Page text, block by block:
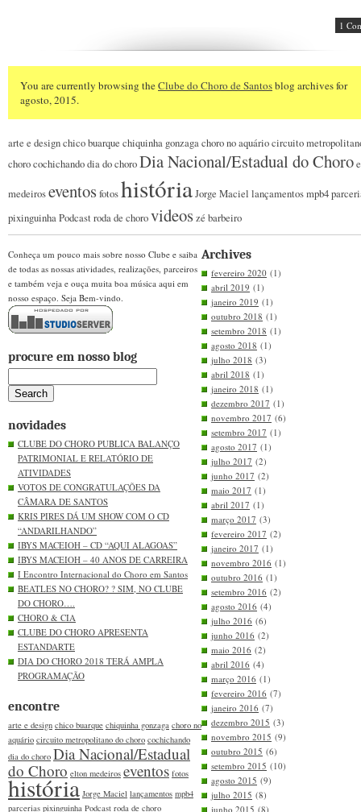
1
You are currently browsing theClube do Choro de Santosblog archives for
agosto, 2015.
arte e designchico buarque chiquinha gonzagachoro no aquáriocircuito
chorocochichandodia do choroDia Nacional/Estadual do Choro
medeiroseventos fotoshistóriaJorge Maciel lançamentosmpb4
pixinguinhaPodcastroda de chorovideos zé barbeiro
Conheça um pouco mais sobre nosso Clube e saiba
de todas as nossas atividades, realizações, parceiros
e também veja e ouça muita boa música aqui em
nosso espaço. Seja Bem-vindo.
procure em nosso blog
novidades
CLUBE DO CHORO PUBLICA BALANÇO
PATRIMONIAL E RELATÓRIO DE
ATIVIDADES
VOTOS DE CONGRATULAÇÕES DA
CÂMARA DE SANTOS
KRIS PIRES DÁ UM SHOW COM O CD
“ANDARILHANDO”
IBYS MACEIOH – CD “AQUI ALAGOAS”
IBYS MACEIOH – 40 ANOS DE CARREIRA
I Encontro Internacional do Choro em Santos
BEATLES NO CHORO? ? SIM, NO CLUBE
DO CHORO….
CHORO & CIA
CLUBE DO CHORO APRESENTA
ESTANDARTE
DIA DO CHORO 2018 TERÁ AMPLA
PROGRAMAÇÃO
encontre
arte e design chico buarque chiquinha gonzaga choro no
aquário circuito metropolitano do choro cochichando
dia do choro Dia Nacional/Estadual
do Choro elton medeiros eventos fotos
história Jorge Maciel lançamentos mpb4
parcerias pixinguinha Podcast roda de choro
Archives
fevereiro 2020 (1)
abril 2019 (1)
janeiro 2019 (1)
outubro 2018 (1)
setembro 2018 (1)
agosto 2018 (1)
julho 2018 (3)
abril 2018 (1)
janeiro 2018 (1)
dezembro 2017 (1)
novembro 2017 (6)
setembro 2017 (1)
agosto 2017 (1)
julho 2017 (2)
junho 2017 (2)
maio 2017 (1)
abril 2017 (1)
março 2017 (3)
fevereiro 2017 (2)
janeiro 2017 (1)
novembro 2016 (1)
outubro 2016 (1)
setembro 2016 (2)
agosto 2016 (4)
julho 2016 (6)
junho 2016 (2)
maio 2016 (2)
abril 2016 (4)
março 2016 (1)
fevereiro 2016 (7)
janeiro 2016 (7)
dezembro 2015 (3)
novembro 2015 (9)
outubro 2015 (6)
setembro 2015 (10)
agosto 2015 (9)
julho 2015 (8)
junho 2015 (8)